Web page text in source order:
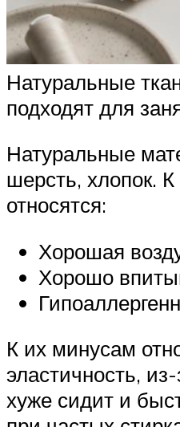
Натуральные
подходят для
Натуральные
шерсть, хлопок.
относятся:
Хорошая
Хорошо
К их минусам
эластичность,
хуже сидит и